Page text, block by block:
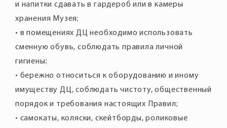
и напитки сдавать в гардероб или в камеры
хранения Музея;
• в помещениях ДЦ необходимо использовать
сменную обувь, соблюдать правила личной
гигиены;
• бережно относиться к оборудованию и иному
имуществу ДЦ, соблюдать чистоту, общественный
порядок и требования настоящих Правил;
• самокаты, коляски, скейтборды, роликовые